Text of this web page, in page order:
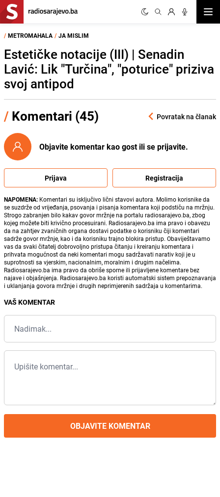
/ METROMAHALA / JA MISLIM
Estetičke notacije (III) | Senadin
Lavić: Lik "Turčina", "poturice" priziva
svoj antipod
/ Komentari (45) Povratak na članak
Objavite komentar kao gost ili se prijavite.
Prijava Registracija
NAPOMENA: Komentari su isključivo lični stavovi autora. Molimo korisnike da
se suzdrže od vrijeđanja, psovanja i pisanja komentara koji podstiču na mržnju.
Strogo zabranjen bilo kakav govor mržnje na portalu radiosarajevo.ba, zbog
kojeg možete biti krivično procesuirani. Radiosarajevo.ba ima pravo i obavezu
da na zahtjev zvaničnih organa dostavi podatke o korisniku čiji komentari
sadrže govor mržnje, kao i da korisniku trajno blokira pristup. Obaviještavamo
vas da svaki čitatelj dobrovoljno pristupa čitanju i kreiranju komentara i
prihvata mogućnost da neki komentari mogu sadržavati narativ koji je u
suprotnosti sa vjerskim, nacionalnim, moralnim i drugim načelima.
Radiosarajevo.ba ima pravo da obriše sporne ili prijavljene komentare bez
najave i objašnjenja. Radiosarajevo.ba koristi automatski sistem prepoznavanja
i uklanjanja govora mržnje i drugih neprimjerenih sadržaja u komentarima.
VAŠ KOMENTAR
OBJAVITE KOMENTAR